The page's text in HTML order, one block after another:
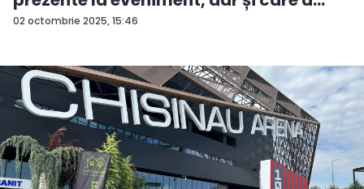
02 octombrie 2025, 15:46
fos...